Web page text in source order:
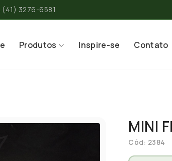
(41) 3276-6581
Produtos Inspire-se Contato
MINI
Cód: 2384